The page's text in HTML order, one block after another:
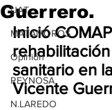
UAT
MATAMOROS
Opinión
REYNOSA
N.LAREDO
Guerrero.
Inició
sanitario en
Vicente